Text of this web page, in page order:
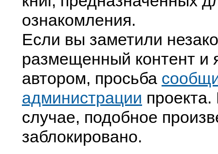
ознакомления.
Если вы заметили
размещенный контент и
автором, просьба
администрации
случае, подобное
заблокировано.